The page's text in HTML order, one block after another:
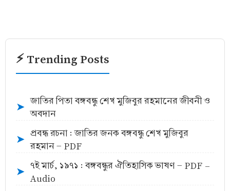
⚡ Trending Posts
➤
জাতির পিতা বঙ্গবন্ধু শেখ মুজিবুর রহমানের জীবনী ও
অবদান
➤
প্রবন্ধ রচনা : জাতির জনক বঙ্গবন্ধু শেখ মুজিবুর
রহমান - PDF
➤
৭ই মার্চ, ১৯৭১ : বঙ্গবন্ধুর ঐতিহাসিক ভাষণ - PDF -
Audio